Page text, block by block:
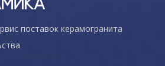
поставок керамогранита